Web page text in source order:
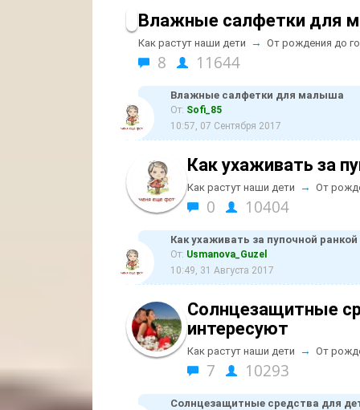
Влажные салфетки для
Как растут наши дети → От рождения до
8 11644
Влажные салфетки для малыша
От: Sofi_85
10:57, 07 Сентября 2017
Как ухаживать за
Как растут наши дети → От
0 10404
Как ухаживать за пупочной ранкой
От: Usmanova_Guzel
10:49, 31 Августа 2017
Солнцезащитные
интересуют
Как растут наши дети → От
7 10293
Солнцезащитные средства для